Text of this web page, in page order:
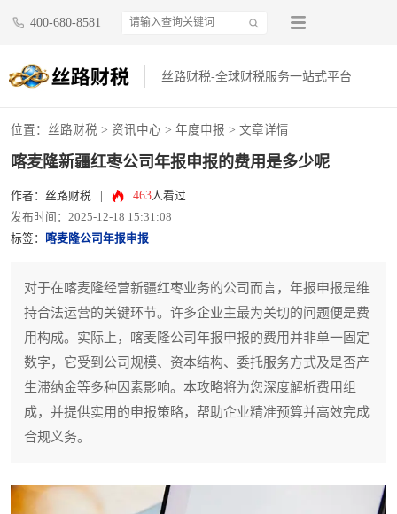
400-680-8581
丝路财税-全球财税服务一站式平台
位置： 丝路财税 > 资讯中心 > 年度申报 > 文章详情
喀麦隆新疆红枣公司年报申报的费用是多少呢
作者：丝路财税 463人看过
发布时间：2025-12-18 15:31:08
标签：
喀麦隆公司年报申报
对于在喀麦隆经营新疆红枣业务的公司而言，年报申报是维
持合法运营的关键环节。许多企业主最为关切的问题便是费
用构成。实际上，喀麦隆公司年报申报的费用并非单一固定
数字，它受到公司规模、资本结构、委托服务方式及是否产
生滞纳金等多种因素影响。本攻略将为您深度解析费用组
成，并提供实用的申报策略，帮助企业精准预算并高效完成
合规义务。